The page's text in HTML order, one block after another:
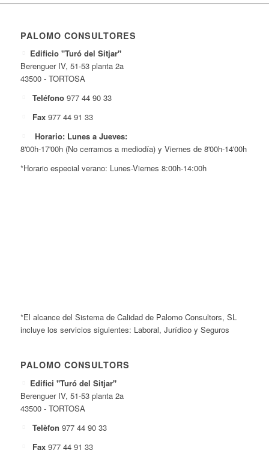
PALOMO CONSULTORES
Edificio "Turó del Sitjar"
Berenguer IV, 51-53 planta 2a
43500 - TORTOSA
Teléfono 977 44 90 33
Fax 977 44 91 33
Horario: Lunes a Jueves:
8'00h-17'00h (No cerramos a mediodía) y Viernes de 8'00h-14'00h
*Horario especial verano: Lunes-Viernes 8:00h-14:00h
*El alcance del Sistema de Calidad de Palomo Consultors, SL
incluye los servicios siguientes: Laboral, Jurídico y Seguros
PALOMO CONSULTORS
Edifici "Turó del Sitjar"
Berenguer IV, 51-53 planta 2a
43500 - TORTOSA
Telèfon 977 44 90 33
Fax 977 44 91 33